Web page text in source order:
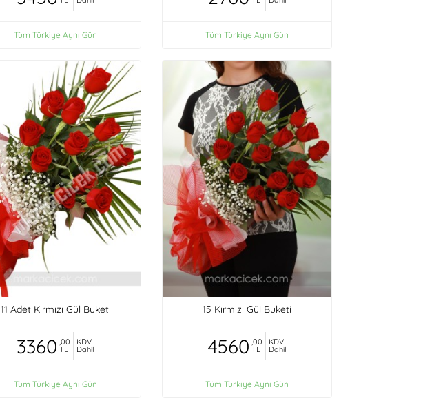
Tüm Türkiye Aynı Gün Tüm Türkiye Aynı Gün
11 Adet Kırmızı Gül Buketi
3360 ,00
TL
KDV
Dahil
Tüm Türkiye Aynı Gün
15 Kırmızı Gül Buketi
4560 ,00
TL
KDV
Dahil
Tüm Türkiye Aynı Gün